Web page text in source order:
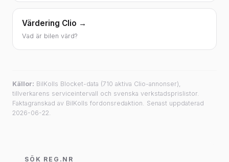
Värdering Clio →
Vad är bilen värd?
Källor: BilKolls Blocket-data (710 aktiva Clio-annonser),
tillverkarens serviceintervall och svenska verkstadsprislistor.
Faktagranskad av BilKolls fordonsredaktion. Senast uppdaterad
2026-06-22.
SÖK REG.NR